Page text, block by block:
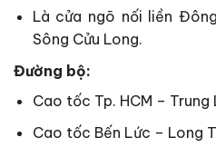
Là cửa ngõ nối liền
Sông Cửu Long.
Đường bộ:
Cao tốc Tp. HCM – Trung
Cao tốc Bến Lức – Long